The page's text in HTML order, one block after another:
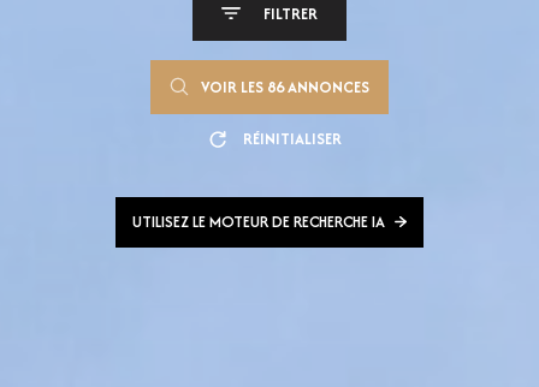
FILTRER
VOIR LES 86ANNONCES
RÉINITIALISER
UTILISEZ LE MOTEUR DE RECHERCHE IA